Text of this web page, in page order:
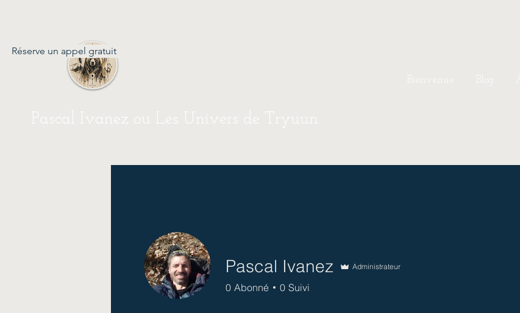
Pascal Ivanez ou Les Univers de Tryuun
Réserve un appel gratuit
Bienvenue
Pascal Ivanez Administrateur
0 Abonné 0 Suivi